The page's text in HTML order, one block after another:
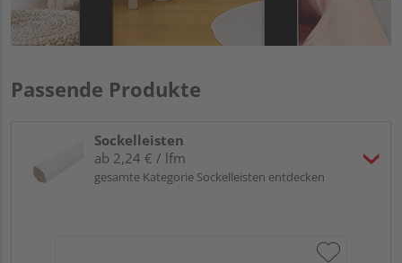
Passende Produkte
Sockelleisten
ab 2,24 € / lfm
gesamte Kategorie Sockelleisten entdecken